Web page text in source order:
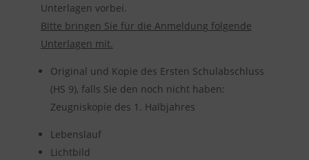
Unterlagen vorbei.
Bitte bringen Sie für die Anmeldung folgende
Unterlagen mit.
Original und Kopie des Ersten Schulabschluss
(HS 9), falls Sie den noch nicht haben:
Zeugniskopie des 1. Halbjahres
Lebenslauf
Lichtbild